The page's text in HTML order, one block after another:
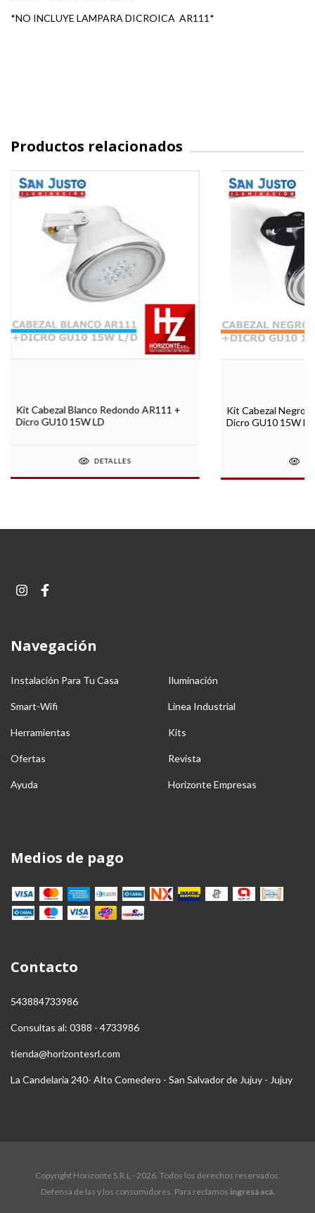
*NO INCLUYE LAMPARA DICROICA AR111*
Productos relacionados
Kit Cabezal Blanco Redondo AR111 +
Dicro GU10 15W LD
DETALLES
Kit Cabezal Negro
Dicro GU10 15W LC
Navegación
Instalación Para Tu Casa Iluminación
Smart-Wifi Linea Industrial
Herramientas Kits
Ofertas Revista
Ayuda Horizonte Empresas
Medios de pago
Contacto
543884733986
Consultas al: 0388 - 4733986
tienda@horizontesrl.com
La Candelaria 240- Alto Comedero - San Salvador de Jujuy - Jujuy
Copyright Horizonte S.R.L - 2026. Todos los derechos reservados.
Defensa de las y los consumidores. Para reclamos ingresá acá.